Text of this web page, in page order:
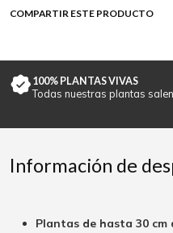
COMPARTIR ESTE PRODUCTO
100% PLANTAS VIVAS
Todas nuestras plantas
Información de
Plantas de hasta 30 cm